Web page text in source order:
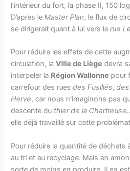
l’intérieur du fort, la phase II, 150
D’après leMaster Plan, le flux de
se dirigerait quant à lui vers larue
Pour réduire les effets de cette
circulation, laVille de Liège devra
interpeler la Région Wallonne pour
carrefour des ruesdes Fusillés,
Herve, car nous n’imaginons pas
descente du thier de la Chartreuse
elle déjà travaillé sur cette
Pour réduire la quantité de déchets
au tri et au recyclage. Mais en